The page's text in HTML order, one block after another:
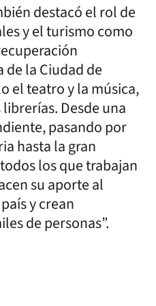
destacó el rol de
y el turismo como
la Ciudad de
el teatro y la música,
Desde una
pasando por
hasta la gran
los que trabajan
su aporte al
y crean
de personas”.